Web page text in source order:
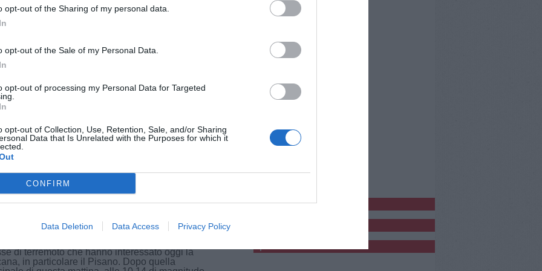
opt-out of the Sharing of my personal data.
opt-out of the Sale of my Personal Data.
opt-out of processing my Personal Data for Targeted
opt-out of Collection, Use, Retention, Sale, and/or Sharing
Data that Is Unrelated with the Purposes for which it
CONFIRM
Data Deletion Data Access Privacy Policy
tra quattro veicoli sull'Aurelia: tre
all'altezza del chilometro 328,300, nel
comunale di Pisa. Per cause in corso di
quattro veicoli sono rimasti coinvolti
evacuate cinque persone nel
di terremoto che hanno interessato oggi la
in particolare il Pisano. Dopo quella
pubblicitàCl